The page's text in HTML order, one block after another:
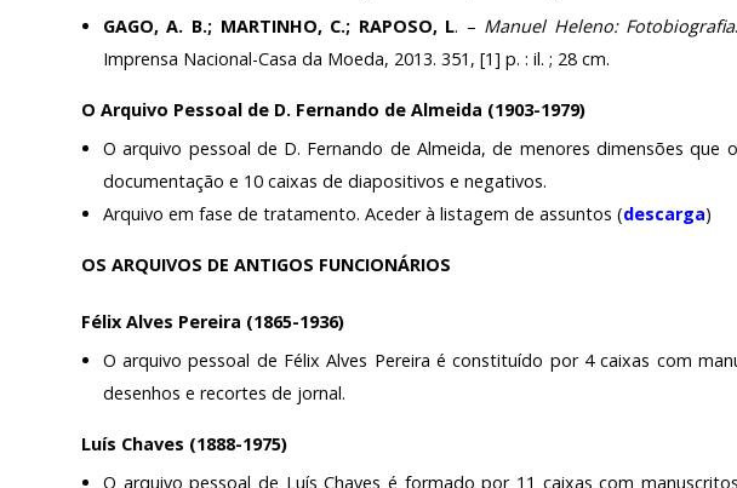
GAGO, A. B.; MARTINHO, C.; RAPOSO, L. – Manuel Heleno: Fotobiografia
Imprensa Nacional-Casa da Moeda, 2013. 351, [1] p. : il. ; 28 cm.
O Arquivo Pessoal de D. Fernando de Almeida (1903-1979)
O arquivo pessoal de D. Fernando de Almeida, de menores dimensões
documentação e 10 caixas de diapositivos e negativos.
Arquivo em fase de tratamento. Aceder à listagem de assuntos (descarga)
OS ARQUIVOS DE ANTIGOS FUNCIONÁRIOS
Félix Alves Pereira (1865-1936)
O arquivo pessoal de Félix Alves Pereira é constituído por 4 caixas com
desenhos e recortes de jornal.
Luís Chaves (1888-1975)
O arquivo pessoal de Luís Chaves é formado por 11 caixas com